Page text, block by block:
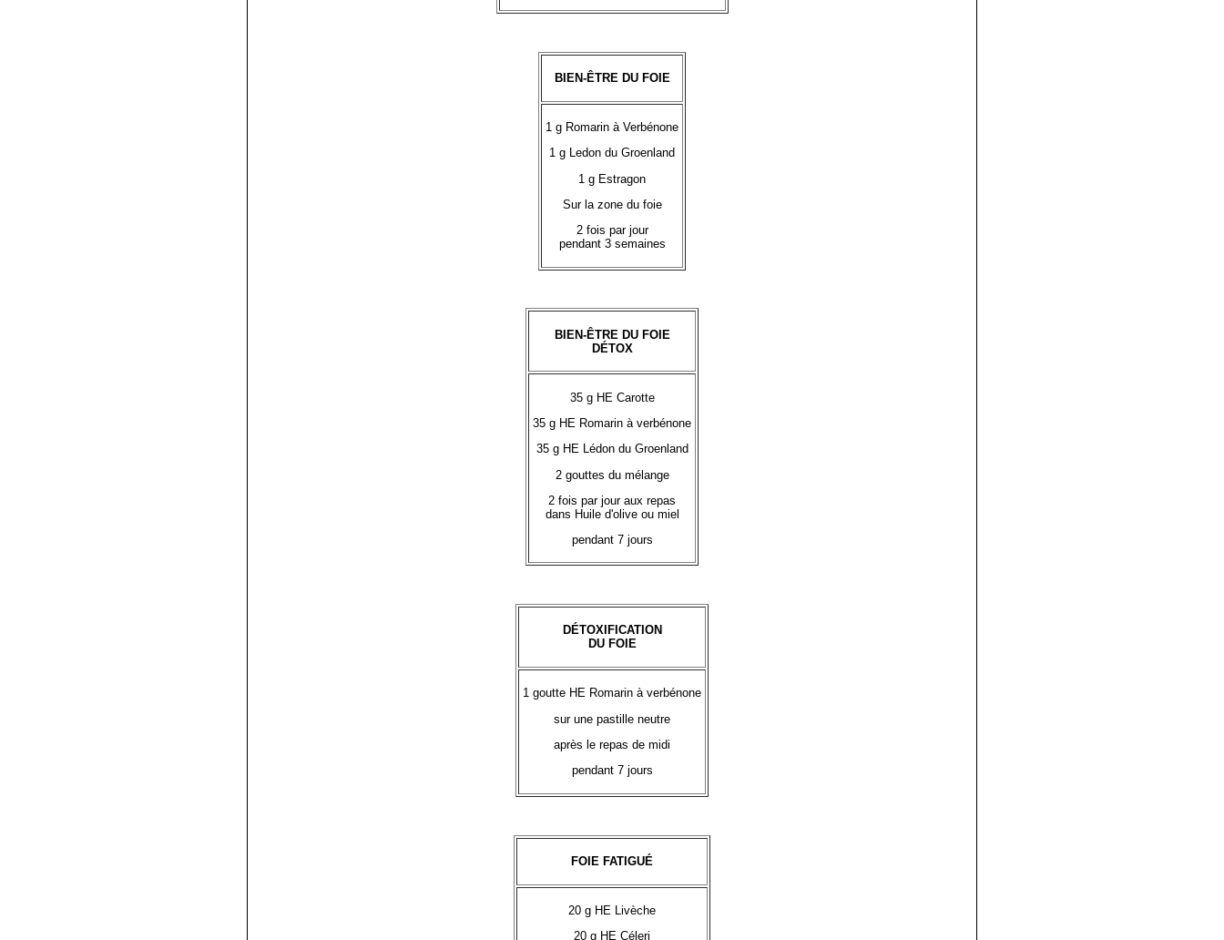
BIEN-ÊTRE DU FOIE
1 g Romarin à Verbénone
1 g Ledon du Groenland
1 g Estragon
Sur la zone du foie
2 fois par jour
pendant 3 semaines
BIEN-ÊTRE DU FOIE
DÉTOX
35 g HE Carotte
35 g HE Romarin à verbénone
35 g HE Lédon du Groenland
2 gouttes du mélange
2 fois par jour aux repas
dans Huile d'olive ou miel
pendant 7 jours
DÉTOXIFICATION
DU FOIE
1 goutte HE Romarin à verbénone
sur une pastille neutre
après le repas de midi
pendant 7 jours
FOIE FATIGUÉ
20 g HE Livèche
20 g HE Céleri